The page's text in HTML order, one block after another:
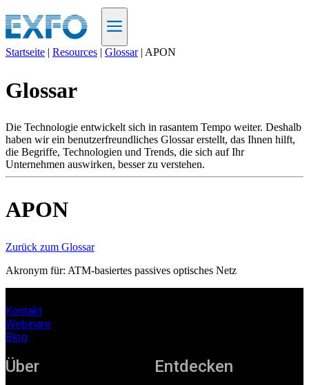
Produkte
Support
Services
Kaufen
Ressourcen
RegisterAnmeldung
Suppliers
Startseite | Resources | Glossar | APON
Glossar
Die Technologie entwickelt sich in rasantem Tempo weiter. Deshalb
haben wir ein benutzerfreundliches Glossar erstellt, das Ihnen hilft,
die Begriffe, Technologien und Trends, die sich auf Ihr
Unternehmen auswirken, besser zu verstehen.
APON
Zurück zum Glossar
Akronym für: ATM-basiertes passives optisches Netz
Kontakt
Webinare
Blog
Über Entdecken